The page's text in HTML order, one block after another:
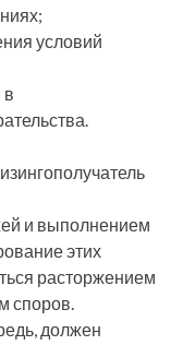
условий
в
и выполнением
этих
расторжением
споров.
должен